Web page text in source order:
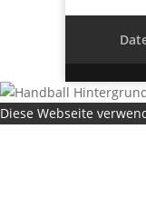
Diese Webseite